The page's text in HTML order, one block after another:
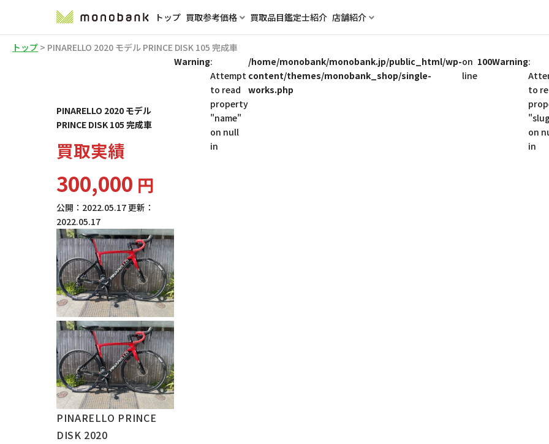
トップ 買取参考価格 買取品目鑑定士紹介 店舗紹介
トップ > PINARELLO 2020 モデル PRINCE DISK 105 完成車
PINARELLO 2020 モデル
PRINCE DISK 105 完成車
買取実績
300,000 円
公開： 2022.05.17更新：
2022.05.17
PINARELLO PRINCE
DISK 2020
Warning:
Attempt
to read
property
"name"
on null
in
/home/monobank/monobank.jp/public_html/wp-
content/themes/monobank_shop/single-
works.php
on
line
100Warning:
to
on
in